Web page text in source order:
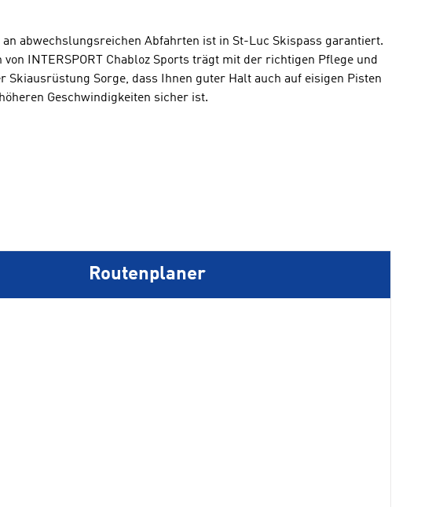
an abwechslungsreichen Abfahrten ist in St-Luc Skispass garantiert.
von INTERSPORT Chabloz Sports trägt mit der richtigen Pflege und
Skiausrüstung Sorge, dass Ihnen guter Halt auch auf eisigen Pisten
Geschwindigkeiten sicher ist.
Routenplaner